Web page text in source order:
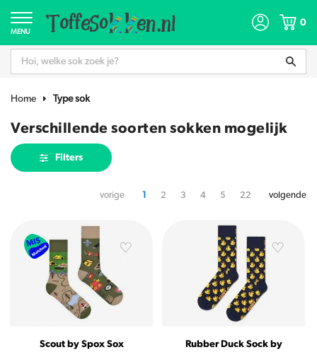
MENU
0
Home Type sok
Verschillende soorten sokken mogelijk
Filters
vorige 1 2 3 4 5 22 volgende
Scout by Spox Sox
Rubber Duck Sock by